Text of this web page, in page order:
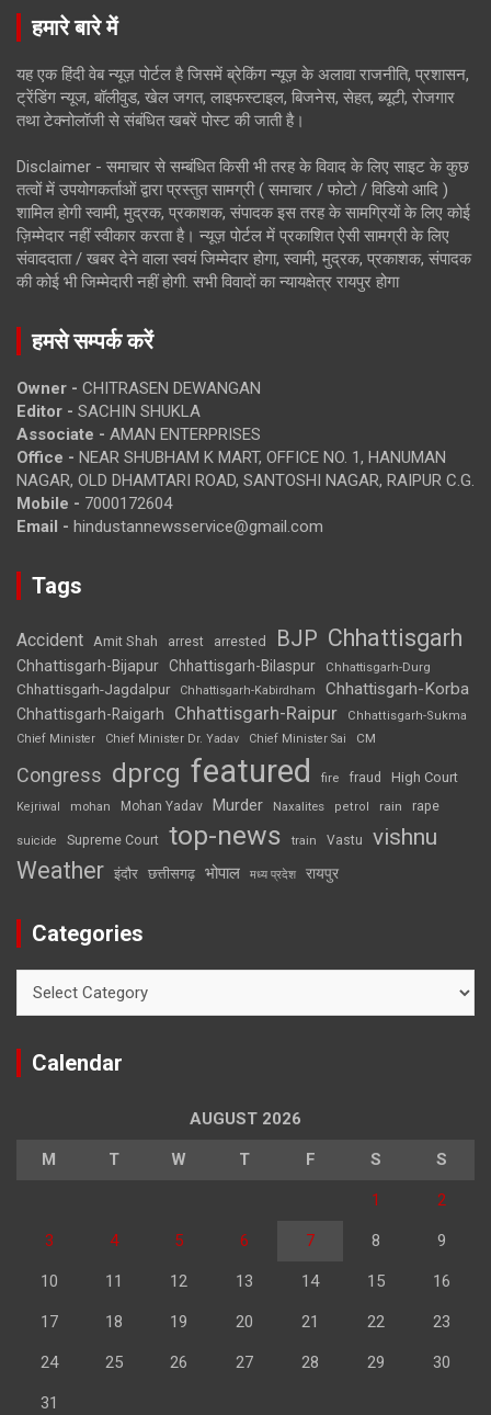
हमारे बारे में
यह एक हिंदी वेब न्यूज़ पोर्टल है जिसमें ब्रेकिंग न्यूज़ के अलावा राजनीति, प्रशासन,
ट्रेंडिंग न्यूज, बॉलीवुड, खेल जगत, लाइफस्टाइल, बिजनेस, सेहत, ब्यूटी, रोजगार
तथा टेक्नोलॉजी से संबंधित खबरें पोस्ट की जाती है।
Disclaimer - समाचार से सम्बंधित किसी भी तरह के विवाद के लिए साइट के कुछ
तत्वों में उपयोगकर्ताओं द्वारा प्रस्तुत सामग्री ( समाचार / फोटो / विडियो आदि )
शामिल होगी स्वामी, मुद्रक, प्रकाशक, संपादक इस तरह के सामग्रियों के लिए कोई
ज़िम्मेदार नहीं स्वीकार करता है। न्यूज़ पोर्टल में प्रकाशित ऐसी सामग्री के लिए
संवाददाता / खबर देने वाला स्वयं जिम्मेदार होगा, स्वामी, मुद्रक, प्रकाशक, संपादक
की कोई भी जिम्मेदारी नहीं होगी. सभी विवादों का न्यायक्षेत्र रायपुर होगा
हमसे सम्पर्क करें
Owner - CHITRASEN DEWANGAN
Editor - SACHIN SHUKLA
Associate - AMAN ENTERPRISES
Office - NEAR SHUBHAM K MART, OFFICE NO. 1, HANUMAN
NAGAR, OLD DHAMTARI ROAD, SANTOSHI NAGAR, RAIPUR C.G.
Mobile - 7000172604
Email - hindustannewsservice@gmail.com
Tags
Accident Amit Shah arrest arrested BJP Chhattisgarh
Chhattisgarh-Bijapur Chhattisgarh-Bilaspur Chhattisgarh-Durg
Chhattisgarh-Jagdalpur Chhattisgarh-Kabirdham Chhattisgarh-Korba
Chhattisgarh-Raigarh Chhattisgarh-Raipur
Chhattisgarh-Sukma
Chief Minister
Chief Minister Dr. Yadav Chief Minister Sai CM
Congress dprcg featured fire fraud High Court
Kejriwal mohan Mohan Yadav Murder Naxalites petrol rain rape
suicide Supreme Court top-news train Vastu vishnu
Weather इंदौर छत्तीसगढ़ भोपाल मध्य प्रदेश रायपुर
Categories
Calendar
AUGUST 2026
M T W T F S S
1 2
3 4 5 6 7 8 9
10 11 12 13 14 15 16
17 18 19 20 21 22 23
24 25 26 27 28 29 30
31